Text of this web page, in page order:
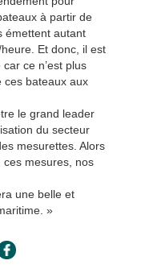
à partir de
émettent autant
Et donc, il est
ce n’est plus
ces bateaux aux
le grand leader
du secteur
mesurettes. Alors
ces mesures, nos
une belle et
»